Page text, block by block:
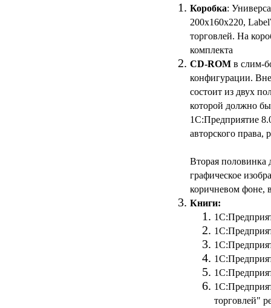
Коробка:
200х160х220,
торговлей. На
комплекта
CD-ROM в слим-
конфигурации.
состоит из двух
которой должно
1С:Предприятие
авторского права,
Вторая половинка
графическое
коричневом фоне,
Книги:
торговлей"